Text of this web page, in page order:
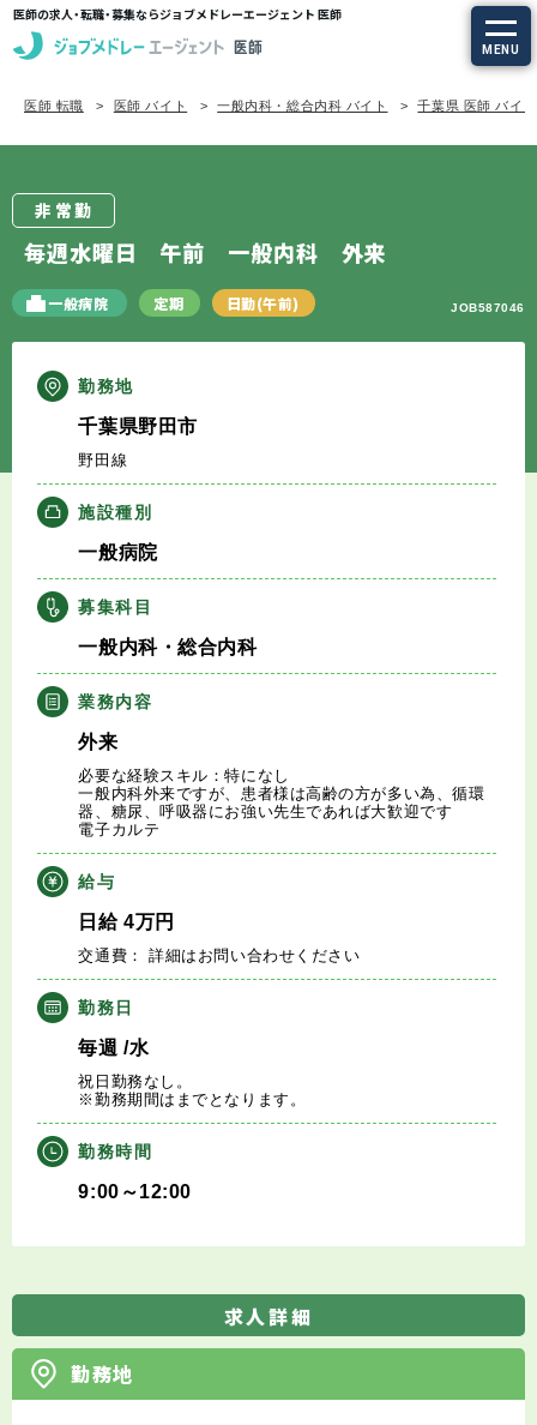
医師の求人・転職・募集ならジョブメドレーエージェント 医師
MENU
求人を探す
定期非常勤の求人
特集から探す
エージェントサービス
エージェントサービスTOP
サービスの流れ
キャリアアドバイザー紹介
医師の求人・転職Q&A
知りたい・聞きたい
転職成功事例
医師の転職マニュアル
データで見る医師の平均年収
医師に役立つ取材記事
大学医局紹介
医師 転職 医師 バイト 一般内科・総合内科 バイト 千葉県 医師 バイト
非常勤
毎週水曜日 午前 一般内科 外来
一般病院 定期 日勤(午前) JOB587046
勤務地
千葉県野田市
野田線
施設種別
一般病院
募集科目
一般内科・総合内科
業務内容
外来
必要な経験スキル：特になし
一般内科外来ですが、患者様は高齢の方が多い為、循環
器、糖尿、呼吸器にお強い先生であれば大歓迎です
電子カルテ
給与
日給4万円
交通費： 詳細はお問い合わせください
勤務日
毎週 /水
祝日勤務なし。
※勤務期間はまでとなります。
勤務時間
9:00～12:00
求人詳細
勤務地